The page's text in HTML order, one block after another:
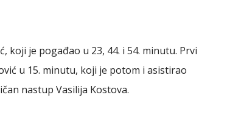
je pogađao u 23, 44. i 54. minutu. Prvi
u 15. minutu, koji je potom i asistirao
nastup Vasilija Kostova.